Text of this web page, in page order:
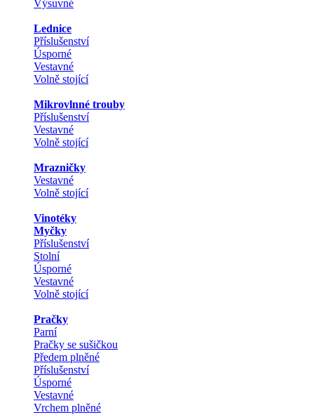
Výsuvné
Lednice
Příslušenství
Úsporné
Vestavné
Volně stojící
Mikrovlnné trouby
Příslušenství
Vestavné
Volně stojící
Mrazničky
Vestavné
Volně stojící
Vinotéky
Myčky
Příslušenství
Stolní
Úsporné
Vestavné
Volně stojící
Pračky
Parní
Pračky se sušičkou
Předem plněné
Příslušenství
Úsporné
Vestavné
Vrchem plněné